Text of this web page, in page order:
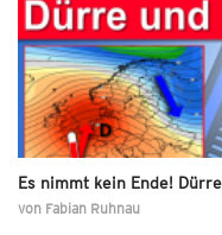
Es nimmt kein Ende!
von Fabian Ruhnau